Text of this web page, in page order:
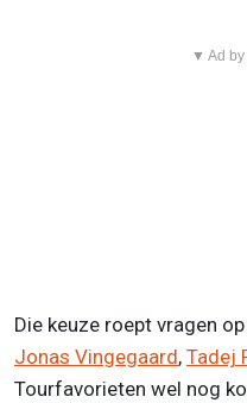
▼ Ad by
Die keuze roept vragen
Jonas Vingegaard, Tadej
Tourfavorieten wel nog